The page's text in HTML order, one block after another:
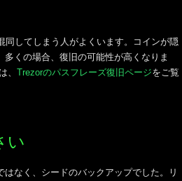
してしまう人がよくいます。コインが隠
くの場合、復旧の可能性が高くなりま
、 Trezorのパスフレーズ復旧ページをご覧
い
なく、シードのバックアップでした。リ